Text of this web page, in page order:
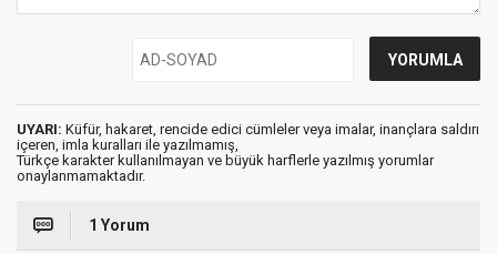
UYARI: Küfür, hakaret, rencide edici cümleler veya imalar, inançlara saldırı
içeren, imla kuralları ile yazılmamış,
Türkçe karakter kullanılmayan ve büyük harflerle yazılmış yorumlar
onaylanmamaktadır.
1 Yorum